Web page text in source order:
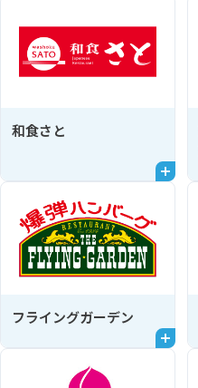
和食さと
フライングガーデン